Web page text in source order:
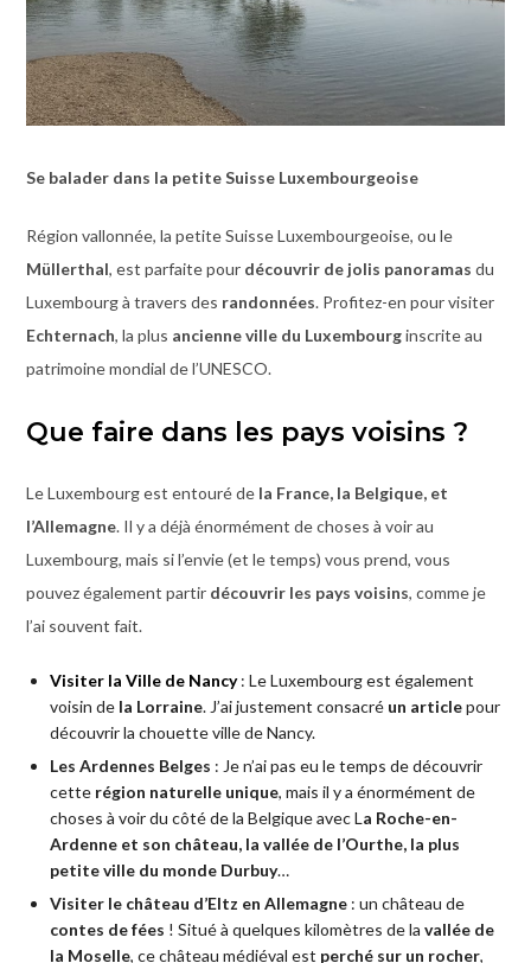
Se balader dans la petite Suisse Luxembourgeoise
Région vallonnée, la petite Suisse Luxembourgeoise, ou le
Müllerthal, est parfaite pour découvrir de jolis panoramas du
Luxembourg à travers des randonnées. Profitez-en pour visiter
Echternach, la plus ancienne ville du Luxembourginscrite au
patrimoine mondial de l’UNESCO.
Que faire dans les pays voisins ?
Le Luxembourg est entouré de la France, la Belgique, et
l’Allemagne. Il y a déjà énormément de choses à voir au
Luxembourg, mais si l’envie (et le temps) vous prend, vous
pouvez également partir découvrir les pays voisins, comme je
l’ai souvent fait.
Visiter la Ville de Nancy: Le Luxembourg est également
voisin dela Lorraine. J’ai justement consacré un articlepour
découvrir la chouette ville de Nancy.
Les Ardennes Belges : Je n’ai pas eu le temps de découvrir
cette région naturelle unique, mais il y a énormément de
choses à voir du côté de la Belgique avec La Roche-en-
Ardenne et son château, la vallée de l’Ourthe, la plus
petite ville du monde Durbuy…
Visiter le château d’Eltz en Allemagne: un château de
contes de fées ! Situé à quelques kilomètres de la vallée de
la Moselle, ce château médiéval est perché sur un rocher,